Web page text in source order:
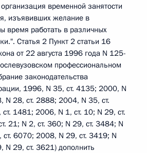
временной занятости
изъявивших желание в
время работать в различных
Статья 2 Пункт 2 статьи 16
от 22 августа 1996 года N 125-
профессиональном
законодательства
1996, N 35, ст. 4135; 2000, N
N 28, ст. 2888; 2004, N 35, ст.
1481; 2006, N 1, ст. 10; N 29, ст.
21; N 2, ст. 360; N 29, ст. 3484; N
6070; 2008, N 29, ст. 3419; N
N 29, ст. 3621) дополнить